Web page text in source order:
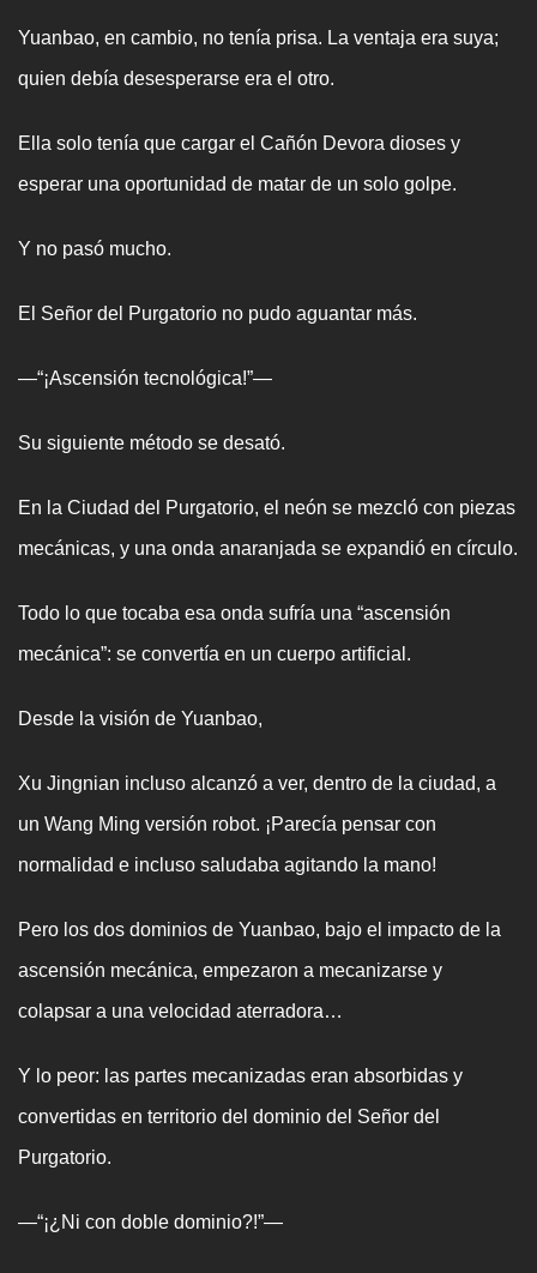
Yuanbao, en cambio, no tenía prisa. La ventaja era suya;
quien debía desesperarse era el otro.
Ella solo tenía que cargar el Cañón Devora dioses y
esperar una oportunidad de matar de un solo golpe.
Y no pasó mucho.
El Señor del Purgatorio no pudo aguantar más.
—“¡Ascensión tecnológica!”—
Su siguiente método se desató.
En la Ciudad del Purgatorio, el neón se mezcló con piezas
mecánicas, y una onda anaranjada se expandió en círculo.
Todo lo que tocaba esa onda sufría una “ascensión
mecánica”: se convertía en un cuerpo artificial.
Desde la visión de Yuanbao,
Xu Jingnian incluso alcanzó a ver, dentro de la ciudad, a
un Wang Ming versión robot. ¡Parecía pensar con
normalidad e incluso saludaba agitando la mano!
Pero los dos dominios de Yuanbao, bajo el impacto de la
ascensión mecánica, empezaron a mecanizarse y
colapsar a una velocidad aterradora…
Y lo peor: las partes mecanizadas eran absorbidas y
convertidas en territorio del dominio del Señor del
Purgatorio.
—“¡¿Ni con doble dominio?!”—